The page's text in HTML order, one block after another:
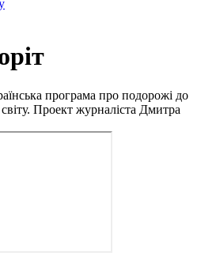
програма про подорожі до
Проект журналіста Дмитра